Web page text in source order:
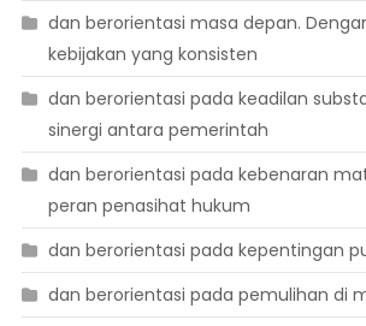
dan berorientasi masa depan.
kebijakan yang konsisten
dan berorientasi pada keadilan
sinergi antara pemerintah
dan berorientasi pada kebenaran
peran penasihat hukum
dan berorientasi pada kepentingan
dan berorientasi pada pemulihan di